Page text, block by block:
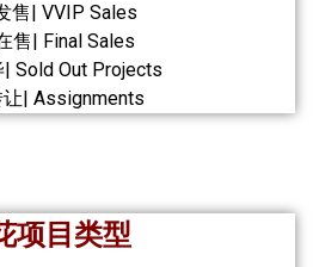
售| VVIP Sales
售| Final Sales
Sold Out Projects
| Assignments
项目类型